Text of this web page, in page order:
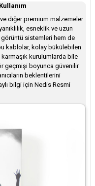
diğer premium malzemeler
esneklik ve uzun
görüntü sistemleri hem de
kablolar, kolay bükülebilen
kurulumlarda bile
geçmişi boyunca güvenilir
beklentilerini
bilgi için Nedis Resmi